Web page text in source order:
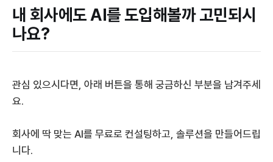
내 회사에도 AI를 도입해볼까 고민되시
나요?
관심 있으시다면, 아래 버튼을 통해 궁금하신 부분을 남겨주세
요.
회사에 딱 맞는 AI를 무료로 컨설팅하고, 솔루션을 만들어드립
니다.